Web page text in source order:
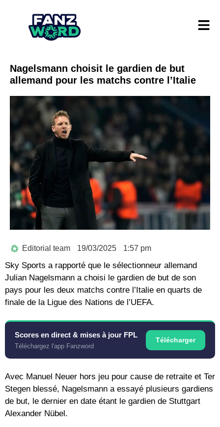
Nagelsmann choisit le gardien de but
allemand pour les matchs contre l’Italie
Editorial team 19/03/2025 1:57 pm
Sky Sports a rapporté que le sélectionneur allemand
Julian Nagelsmann a choisi le gardien de but de son
pays pour les deux matchs contre l’Italie en quarts de
finale de la Ligue des Nations de l’UEFA.
Scores en direct & mises à jour FPL
Téléchargez l'app Fanzword
Télécharger
Avec Manuel Neuer hors jeu pour cause de retraite et Ter
Stegen blessé, Nagelsmann a essayé plusieurs gardiens
de but, le dernier en date étant le gardien de Stuttgart
Alexander Nübel.